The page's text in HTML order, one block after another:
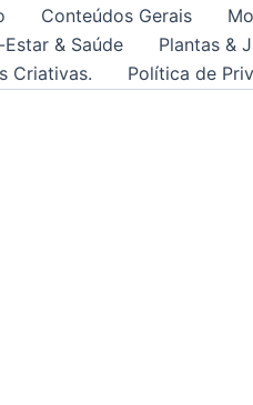
Conteúdos Gerais
Estar & Saúde
Plantas &
Criativas.
Política de